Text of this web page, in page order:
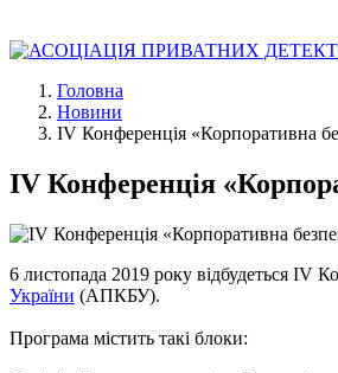
Головна
Новини
IV Конференція «Корпоративна
IV Конференція
6 листопада 2019 року відбудеться IV
України (АПКБУ).
Програма містить такі блоки: